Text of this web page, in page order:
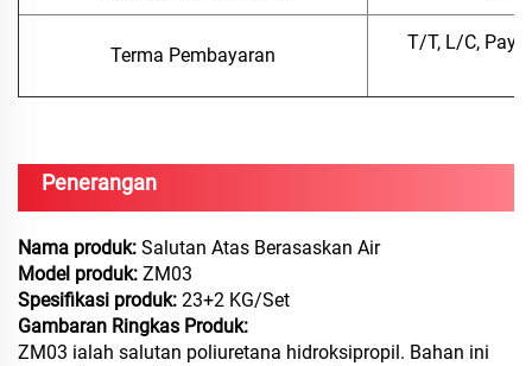
Terma Pembayaran
T/T, L/C,
Penerangan
Nama produk: Salutan Atas Berasaskan Air
Model produk: ZM03
Spesifikasi produk: 23+2 KG/Set
Gambaran Ringkas Produk:
ZM03 ialah salutan poliuretana hidroksipropil. Bahan ini